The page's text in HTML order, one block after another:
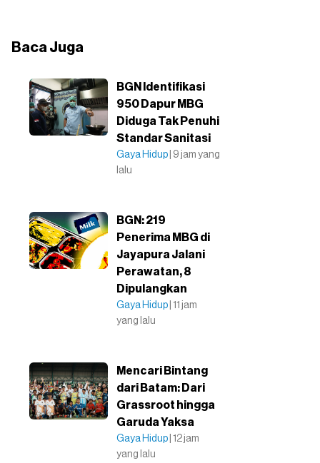
Baca Juga
BGN Identifikasi
950 Dapur MBG
Diduga Tak Penuhi
Standar Sanitasi
Gaya Hidup | 9 jam yang
lalu
BGN: 219
Penerima MBG di
Jayapura Jalani
Perawatan, 8
Dipulangkan
Gaya Hidup | 11 jam
yang lalu
Mencari Bintang
dari Batam: Dari
Grassroot hingga
Garuda Yaksa
Gaya Hidup | 12 jam
yang lalu